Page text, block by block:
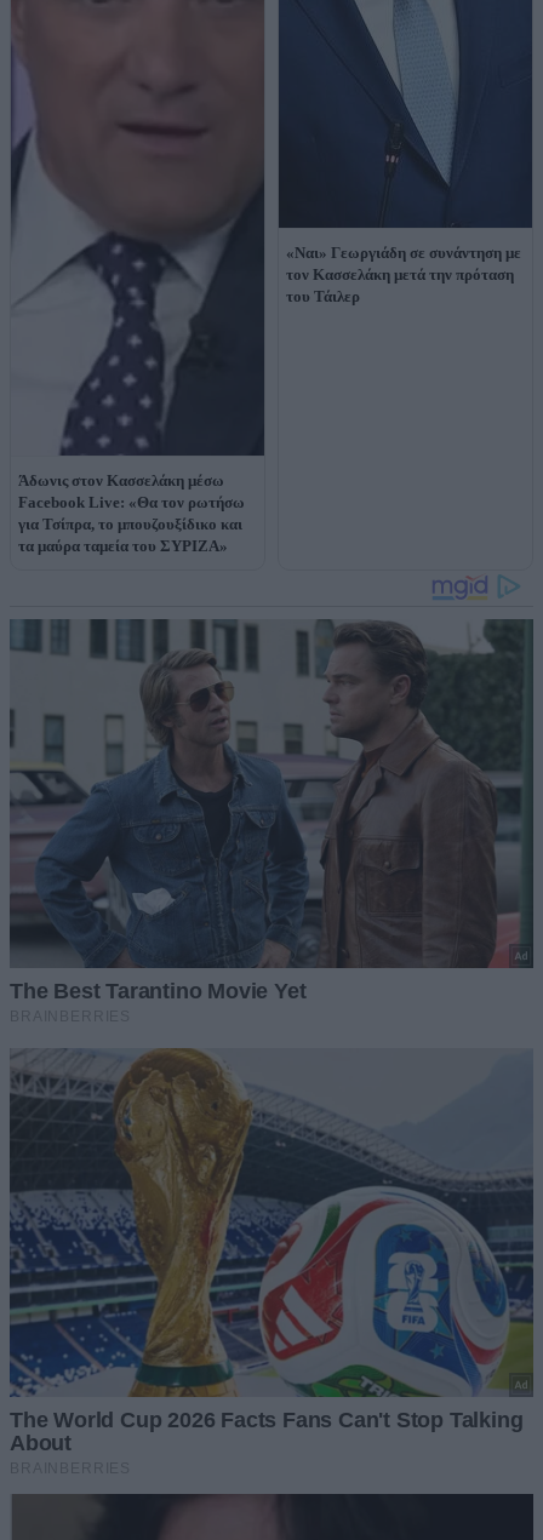
Άδωνις στον Κασσελάκη μέσω
Facebook Live: «Θα τον ρωτήσω
για Τσίπρα, το μπουζουξίδικο και
τα μαύρα ταμεία του ΣΥΡΙΖΑ»
«Ναι» Γεωργιάδη σε συνάντηση με
τον Κασσελάκη μετά την πρόταση
του Τάιλερ